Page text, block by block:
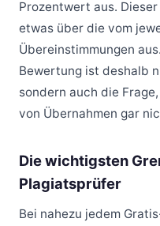
Prozentwert aus.
etwas über die vom
Übereinstimmungen
Bewertung ist deshalb
sondern auch die
von Übernahmen gar
Die wichtigsten
Plagiatsprüfer
Bei nahezu jedem